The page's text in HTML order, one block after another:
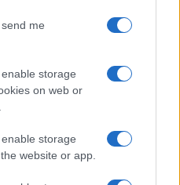
me
storage
on web or
storage
website or app.
telegram di
ultime news